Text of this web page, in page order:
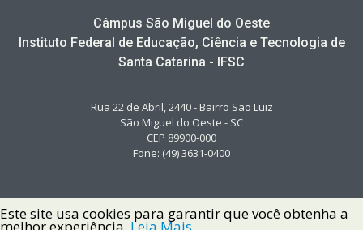
Câmpus São Miguel do Oeste
Instituto Federal de Educação, Ciência e Tecnologia de
Santa Catarina - IFSC
Rua 22 de Abril, 2440 - Bairro São Luiz
São Miguel do Oeste - SC
CEP 89900-000
Fone: (49) 3631-0400
Este site usa cookies para garantir que você obtenha a